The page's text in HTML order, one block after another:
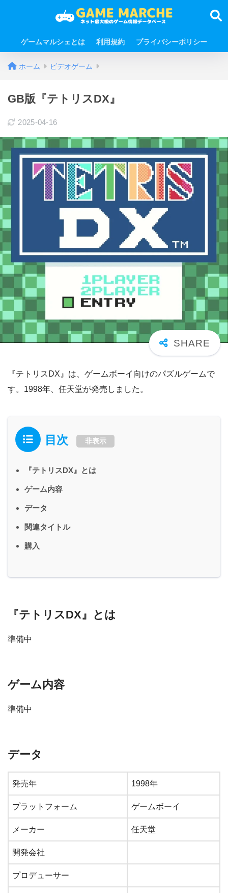
ゲームマルシェとは 利用規約 プライバシーポリシー
ホーム ビデオゲーム
GB版『テトリスDX』
2025-04-16
『テトリスDX』は、ゲームボーイ向けのパズルゲームで
す。1998年、任天堂が発売しました。
目次 非表示
『テトリスDX』とは
ゲーム内容
データ
関連タイトル
購入
『テトリスDX』とは
準備中
ゲーム内容
準備中
データ
発売年 1998年
プラットフォーム ゲームボーイ
メーカー 任天堂
開発会社
プロデューサー